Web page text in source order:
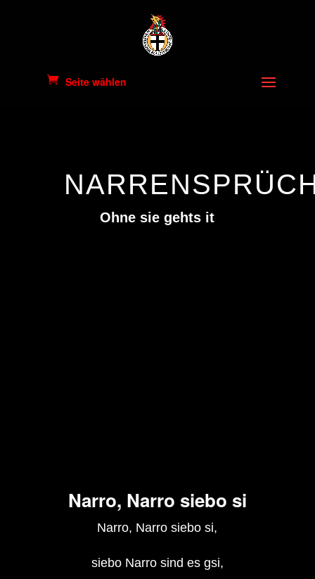
Seite wählen
Ohne sie gehts it
Narro, Narro siebo si
Narro, Narro siebo si,
siebo Narro sind es gsi,